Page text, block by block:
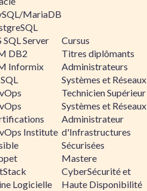
MariaDB
SQL Server
DB2
Informix
Institute
Logicielle
Cursus
Titres diplômants
Administrateurs
Systèmes et Réseaux
Technicien Supérieur
Systèmes et Réseaux
Administrateur
d'Infrastructures
Sécurisées
Mastere
CyberSécurité et
Haute Disponibilité